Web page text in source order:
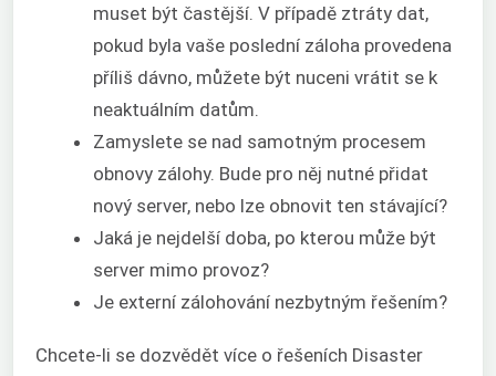
muset být častější. V případě ztráty dat,
pokud byla vaše poslední záloha provedena
příliš dávno, můžete být nuceni vrátit se k
neaktuálním datům.
Zamyslete se nad samotným procesem
obnovy zálohy. Bude pro něj nutné přidat
nový server, nebo lze obnovit ten stávající?
Jaká je nejdelší doba, po kterou může být
server mimo provoz?
Je externí zálohování nezbytným řešením?
Chcete-li se dozvědět více o řešeních Disaster